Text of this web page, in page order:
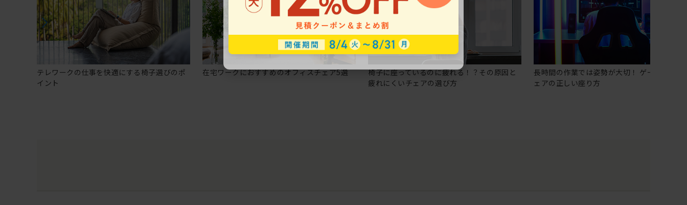
テレワークの仕事を快適にする椅子選びのポ
イント
在宅ワークにおすすめのオフィスチェア5選
椅子に座っているのに疲れる！？その原因と
疲れにくいチェアの選び方
長時間の作業では姿勢が大切！ ゲーミングチ
ェアの正しい座り方